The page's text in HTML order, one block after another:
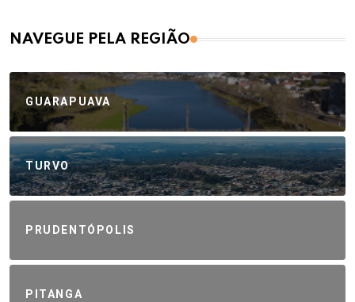
NAVEGUE PELA REGIÃO
GUARAPUAVA
TURVO
PRUDENTÓPOLIS
PITANGA